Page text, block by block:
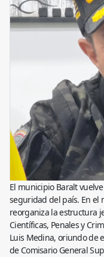
El municipio Baralt
seguridad del país. En el
reorganiza la estructura
Científicas, Penales y
Luis Medina, oriundo de
de Comisario General